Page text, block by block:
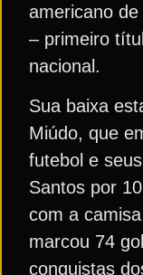
americano
– primeiro
nacional.
Sua baixa
Miúdo, que
futebol e
Santos por
com a
marcou 74
conquistas